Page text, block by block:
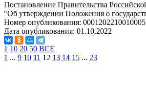
Постановление Правительства
"Об утверждении Положения о
Номер опубликования: 0001202210010005
Дата опубликования: 01.10.2022
1 10 20 50 ВСЕ
1 ... 9 10 11 12 13 14 15 ... 23